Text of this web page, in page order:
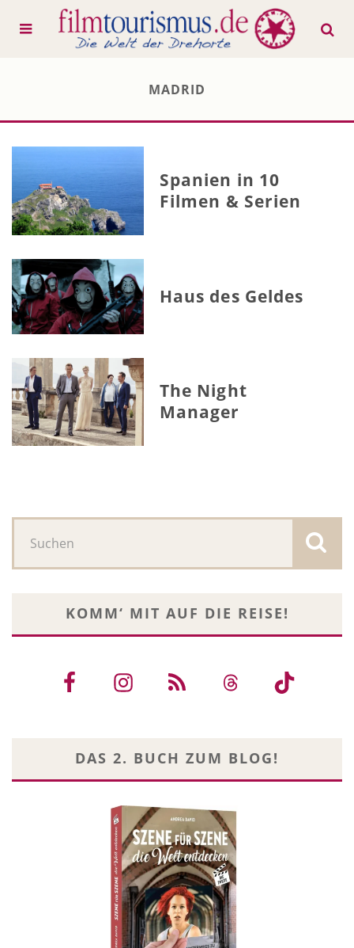
MADRID
Spanien in 10
Filmen & Serien
Haus des Geldes
The Night
Manager
KOMM‘ MIT AUF DIE REISE!
DAS 2. BUCH ZUM BLOG!